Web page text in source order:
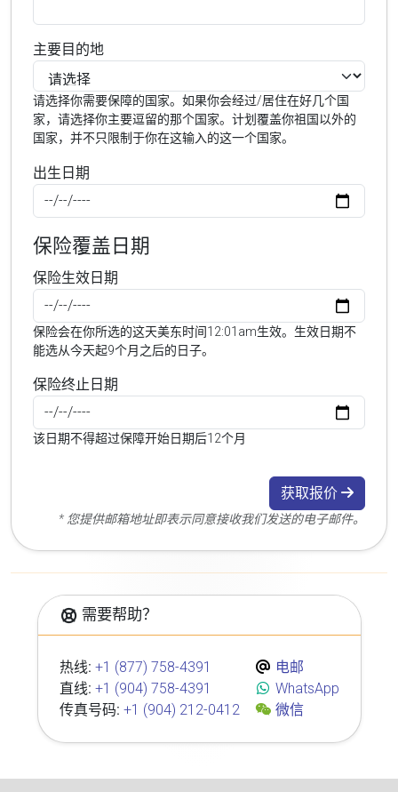
主要目的地
请选择你需要保障的国家。如果你会经过/居住在好几个国
家，请选择你主要逗留的那个国家。计划覆盖你祖国以外的
国家，并不只限制于你在这输入的这一个国家。
出生日期
保险覆盖日期
保险生效日期
保险会在你所选的这天美东时间12:01am生效。生效日期不
能选从今天起9个月之后的日子。
保险终止日期
该日期不得超过保障开始日期后12个月
获取报价
* 您提供邮箱地址即表示同意接收我们发送的电子邮件。
需要帮助？
热线: +1 (877) 758-4391
直线: +1 (904) 758-4391
传真号码: +1 (904) 212-0412
电邮
WhatsApp
微信